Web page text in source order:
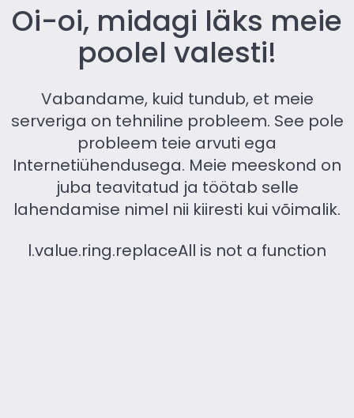
Oi-oi, midagi läks meie
poolel valesti!
Vabandame, kuid tundub, et meie
serveriga on tehniline probleem. See pole
probleem teie arvuti ega
Internetiühendusega. Meie meeskond on
juba teavitatud ja töötab selle
lahendamise nimel nii kiiresti kui võimalik.
l.value.ring.replaceAll is not a function